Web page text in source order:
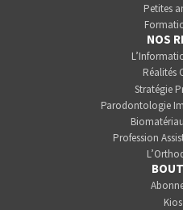
Petites
NOS
Réalités
Stratégie
Parodontologie
Profession